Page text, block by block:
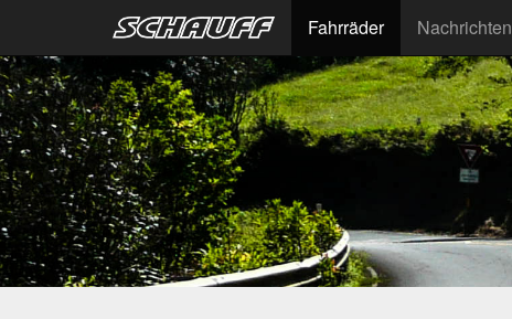
Fahrräder Nachrichten